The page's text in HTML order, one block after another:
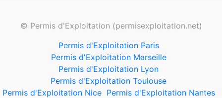
© Permis d'Exploitation (permisexploitation.net)
Permis d'Exploitation Paris
Permis d'Exploitation Marseille
Permis d'Exploitation Lyon
Permis d'Exploitation Toulouse
Permis d'Exploitation Nice Permis d'Exploitation Nantes